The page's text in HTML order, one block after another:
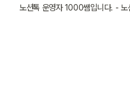
노션톡 운영자 1000쌤입니다. - 노